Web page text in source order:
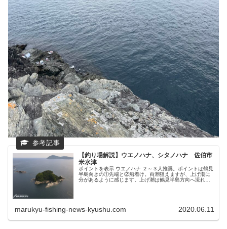
【釣り場解説】ウエノハナ、シタノハナ 佐伯市
米水津
ポイントを表示 ウエノハナ ２～３人推奨。ポイントは鶴見
半島向きの①先端と②船着け。両潮狙えますが、上げ潮に
分があるように感じます。上げ潮は鶴見半島方向へ流れる
marukyu-fishing-news-kyushu.com 2020.06.11